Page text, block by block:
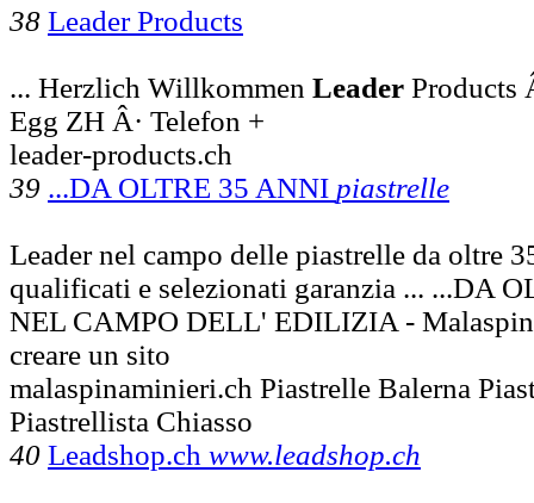
38 Leader Products
... Herzlich Willkommen Leader Products
Egg ZH Â· Telefon +
leader-products.ch
39 ...DA OLTRE 35 ANNI piastrelle
Leader nel campo delle piastrelle da oltre
qualificati e selezionati garanzia ... ...DA
NEL CAMPO DELL' EDILIZIA -
creare un sito
malaspinaminieri.ch Piastrelle Balerna
Piastrellista Chiasso
40 Leadshop.ch www.leadshop.ch